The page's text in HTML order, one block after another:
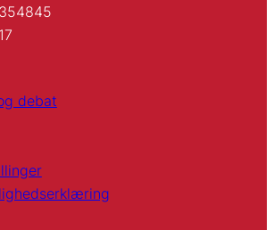
debat